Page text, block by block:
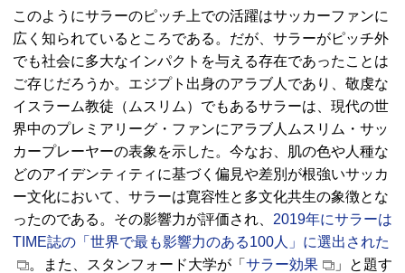
このようにサラーのピッチ上での活躍はサッカーファンに
広く知られているところである。だが、サラーがピッチ外
でも社会に多大なインパクトを与える存在であったことは
ご存じだろうか。エジプト出身のアラブ人であり、敬虔な
イスラーム教徒（ムスリム）でもあるサラーは、現代の世
界中のプレミアリーグ・ファンにアラブ人ムスリム・サッ
カープレーヤーの表象を示した。今なお、肌の色や人種な
どのアイデンティティに基づく偏見や差別が根強いサッカ
ー文化において、サラーは寛容性と多文化共生の象徴とな
ったのである。その影響力が評価され、 2019年にサラーは
TIME誌の「世界で最も影響力のある100人」に選出された
。また、スタンフォード大学が「 サラー効果
」と題す